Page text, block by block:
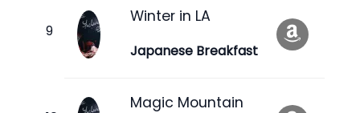
Winter in LA
Japanese Breakfast
Magic Mountain